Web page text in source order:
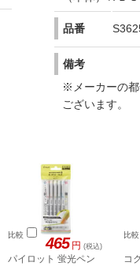
品番
備考
※メーカーの
ございます。
比較 465 円 (税込)
パイロット 蛍光ペン
比較
コ